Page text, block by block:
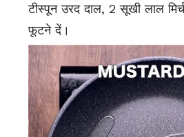
टीस्पून उरद दाल, 2 सूखी लाल
फूटने दें।